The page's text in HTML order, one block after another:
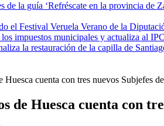
de la guía ‘Refréscate en la provincia de
el Festival Veruela Verano de la
impuestos municipales y actualiza al
la restauración de la capilla de
cuenta con tres nuevos Subjefes
de Huesca cuenta con